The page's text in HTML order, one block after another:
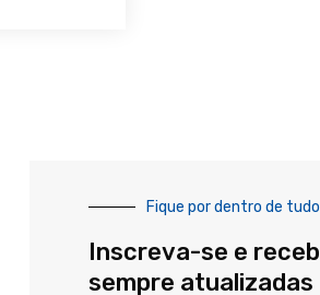
Fique por dentro de
Inscreva-se e
sempre atualizadas